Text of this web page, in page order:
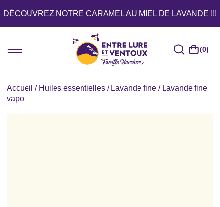
DÉCOUVREZ NOTRE CARAMEL AU MIEL DE LAVANDE !!!
(0)
Accueil / Huiles essentielles / Lavande fine / Lavande fine
vapo